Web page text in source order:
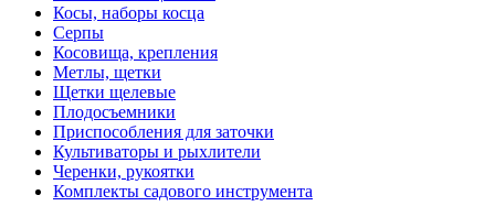
Косы, наборы косца
Серпы
Косовища, крепления
Метлы, щетки
Щетки щелевые
Плодосъемники
Приспособления для заточки
Культиваторы и рыхлители
Черенки, рукоятки
Комплекты садового инструмента